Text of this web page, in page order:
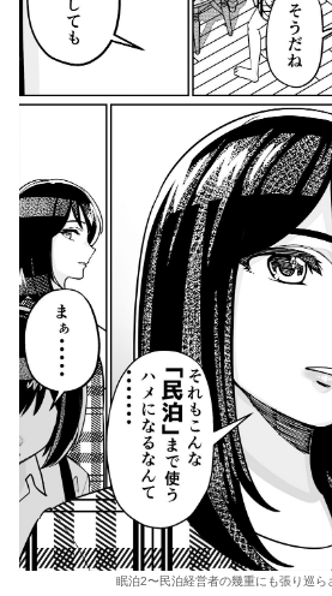
眠泊2〜民泊経営者の幾重にも張り巡ら